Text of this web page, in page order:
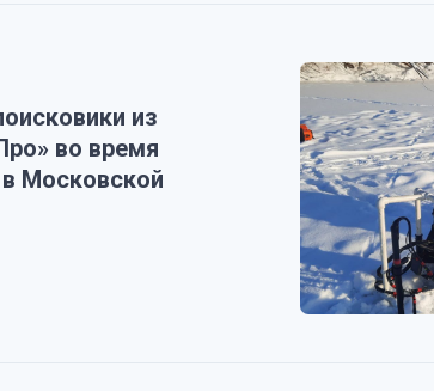
из
во время
Московской